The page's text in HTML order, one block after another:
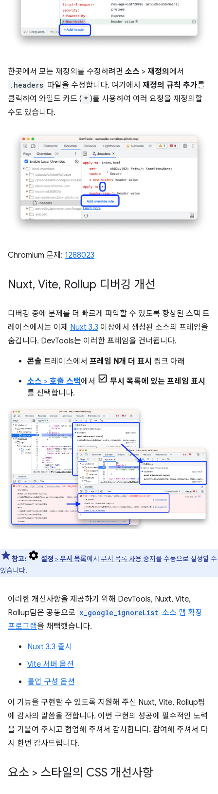
한곳에서 모든 재정의를 수정하려면 소스 > 재정의 에서
.headers 파일을 수정합니다. 여기에서 재정의 규칙 추가를
클릭하여 와일드 카드 ( * )를 사용하여 여러 요청을 재정의할
수도 있습니다.
Chromium 문제: 1288023
Nuxt, Vite, Rollup 디버깅 개선
디버깅 중에 문제를 더 빠르게 파악할 수 있도록 향상된 스택 트
레이스에서는 이제 Nuxt 3.3 이상에서 생성된 소스의 프레임을
숨깁니다. DevTools는 이러한 프레임을 건너뜁니다.
콘솔 트레이스에서 프레임 N개 더 표시 링크 아래
소스 > 호출 스택에서
무시 목록에 있는 프레임 표시
를 선택합니다.
참고: 설정 >무시 목록에서 무시 목록 사용 중지를 수동으로 설정할 수
있습니다.
이러한 개선사항을 제공하기 위해 DevTools, Nuxt, Vite,
Rollup팀은 공동으로 x_google_ignoreList 소스 맵 확장
프로그램을 채택했습니다.
Nuxt 3.3 출시
Vite 서버 옵션
롤업 구성 옵션
이 기능을 구현할 수 있도록 지원해 주신 Nuxt, Vite, Rollup팀
에 감사의 말씀을 전합니다. 이번 구현의 성공에 필수적인 노력
을 기울여 주시고 협업해 주셔서 감사합니다. 참여해 주셔서 다
시 한번 감사드립니다.
요소 > 스타일의 CSS 개선사항